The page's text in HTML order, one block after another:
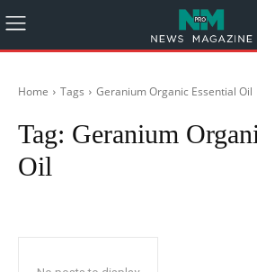
Home Tags Geranium Organic Essential Oil
Tag: Geranium
Oil